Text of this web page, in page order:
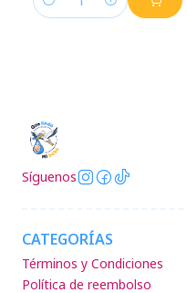
Cantidad
Síguenos
CATEGORÍAS
Términos y Condiciones
Política de reembolso